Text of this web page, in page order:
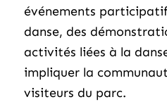
événements
danse, des
activités liées à la
impliquer la
visiteurs du parc.